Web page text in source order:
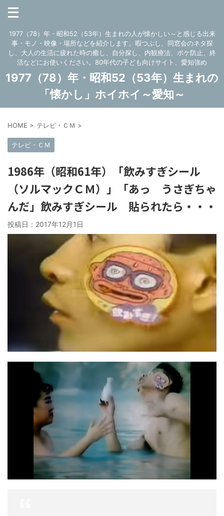
1977（78）年・昭和52（53年）生まれの人が懐かしい～と感じる出来
事・モノ・映像・場所などを紹介します。暇つぶし、同窓会のネタ探
し、大人の生活に疲れた時の癒し、自分探し、内観療法、ボケ防止、終
活などにお使いください。80年代の子ども向けサイト、愛知強め
1977（78）年・昭和52（53年）生まれの
「懐かし」ホイホイ～愛知～
HOME > テレビ・ＣＭ >
テレビ・ＣＭ
1986年（昭和61年）「飲みすぎシール
（ソルマックＣＭ）」「あっ うさぎちゃ
んだ」飲みすぎシール 貼られたら・・・
投稿日： 2017年12月1日